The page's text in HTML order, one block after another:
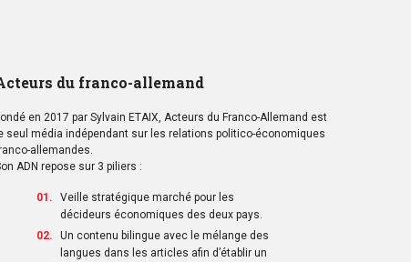
du franco-allemand
en 2017 par Sylvain ETAIX, Acteurs du Franco-Allemand est
seul média indépendant sur les relations politico-économiques
allemandes.
ADN repose sur 3 piliers :
Veille stratégique marché pour les
décideurs économiques des deux pays.
Un contenu bilingue avec le mélange des
langues dans les articles afin d’établir un